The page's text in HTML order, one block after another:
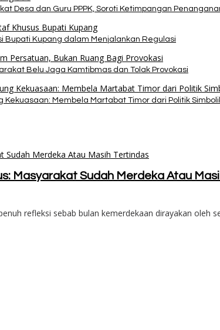
Desa dan Guru PPPK, Soroti Ketimpangan
Bupati Kupang dalam Menjalankan Regulasi
Belu Jaga Kamtibmas dan Tolak Provokasi
Kekuasaan: Membela Martabat Timor dari Politik
Masyarakat Sudah Merdeka Atau
refleksi sebab bulan kemerdekaan dirayakan oleh